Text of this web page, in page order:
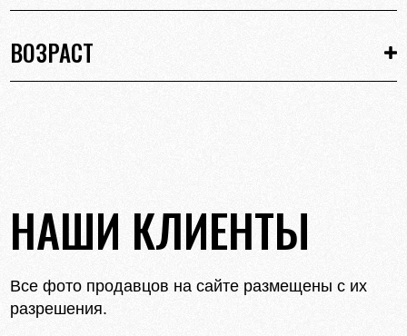
ВОЗРАСТ
НАШИ КЛИЕНТЫ
Все фото продавцов на сайте размещены с их
разрешения.